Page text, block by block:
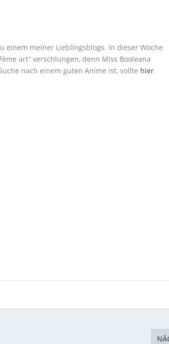
einem meiner Lieblingsblogs. In dieser Woche
art“ verschlungen, denn Miss Booleana
nach einem guten Anime ist, sollte hier